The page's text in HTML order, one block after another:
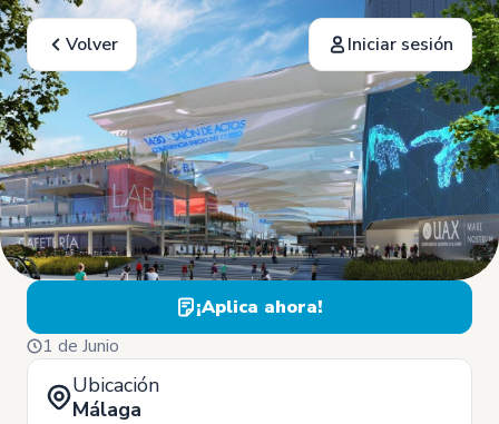
Volver Iniciar sesión
¡Aplica ahora!
1 de Junio
Ubicación
Málaga